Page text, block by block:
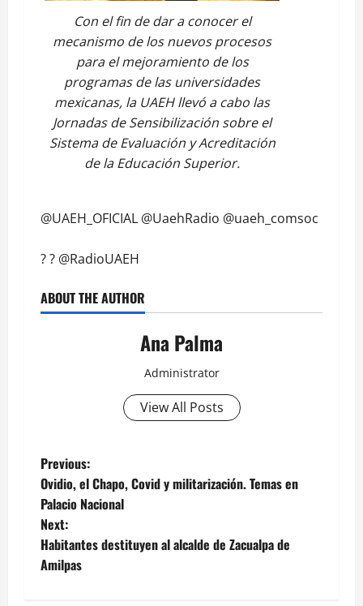
Con el fin de dar a conocer el
mecanismo de los nuevos procesos
para el mejoramiento de los
programas de las universidades
mexicanas, la UAEH llevó a cabo las
Jornadas de Sensibilización sobre el
Sistema de Evaluación y Acreditación
de la Educación Superior.
@UAEH_OFICIAL @UaehRadio @uaeh_comsoc
??️ @RadioUAEH
ABOUT THE AUTHOR
Ana Palma
Administrator
View All Posts
Post
navigation
Previous:
Ovidio, el Chapo, Covid y militarización. Temas en
Palacio Nacional
Next:
Habitantes destituyen al alcalde de Zacualpa de
Amilpas